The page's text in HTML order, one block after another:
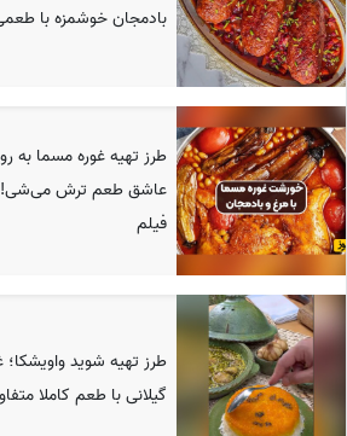
بادمجان خوشمزه با
طرز تهیه غوره مسما به
عاشق طعم ترش می‌شی!
فیلم
طرز تهیه شوید
گیلانی با طعم کاملا